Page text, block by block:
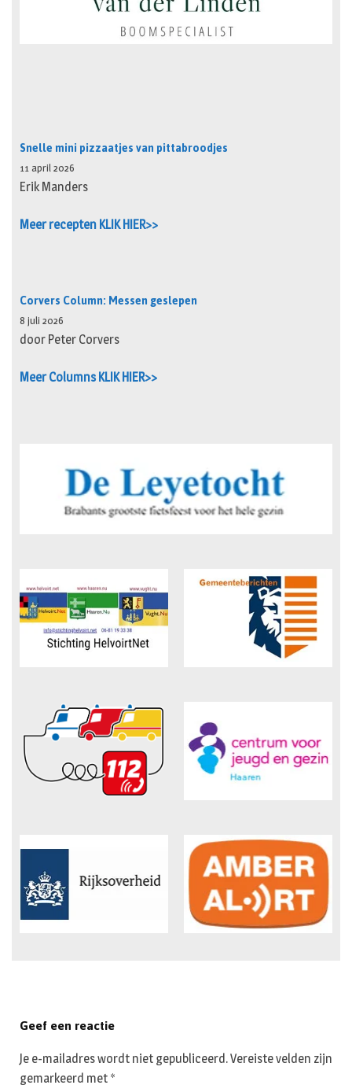
Snelle mini pizzaatjes van pittabroodjes
11 april 2026
Erik Manders
Meer recepten KLIK HIER>>
Corvers Column: Messen geslepen
8 juli 2026
door Peter Corvers
Meer Columns KLIK HIER>>
Geef een reactie
Je e-mailadres wordt niet gepubliceerd.Vereiste velden zijn
gemarkeerd met *